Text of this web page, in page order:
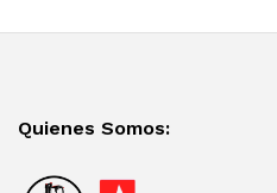
Quienes Somos: